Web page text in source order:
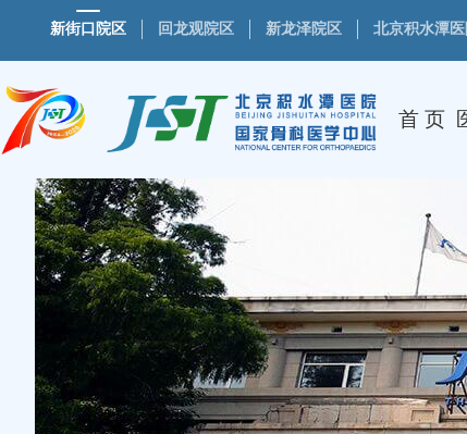
新街口院区 回龙观院区 新龙泽院区 北京积水潭
首 页